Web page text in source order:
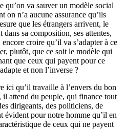
va sauver un modèle social
on n’a aucune assurance qu’ils
que les étrangers arrivent, le
sa composition, ses attentes,
croire qu’il va s’adapter à ce
plutôt, que ce soit le modèle qui
que ceux qui payent pour ce
et non l’inverse ?
ici qu’il travaille à l’envers du bon
il attend du peuple, qui finance tout
dirigeants, des politiciens, de
évident pour notre homme qu’il en
de ceux qui ne payent